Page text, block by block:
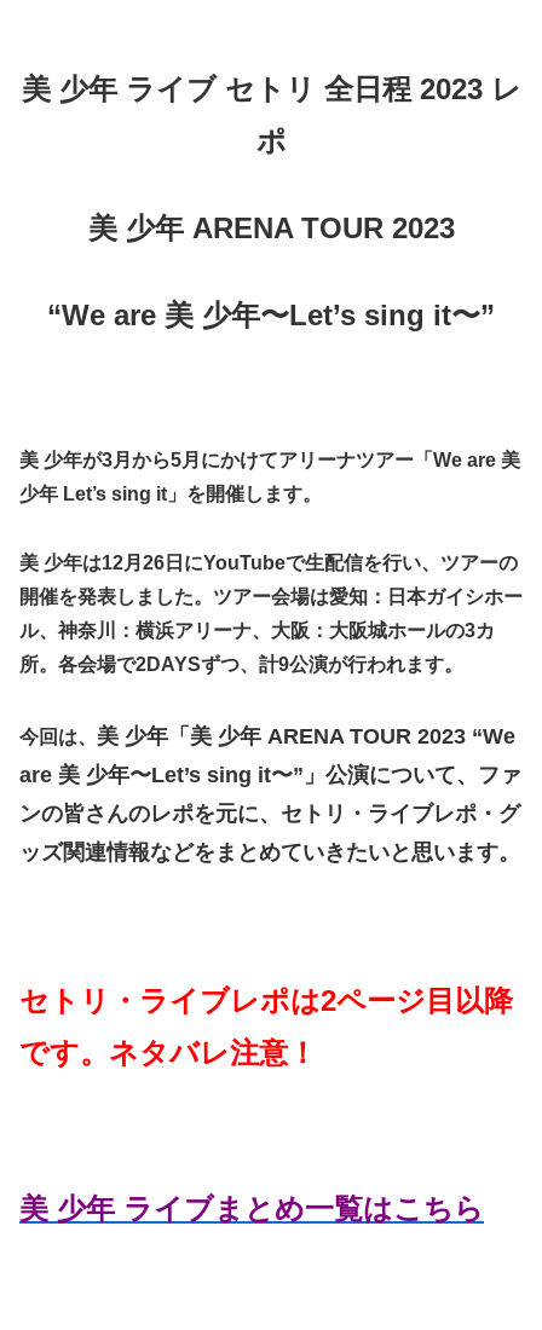
美 少年 ライブ セトリ 全日程 2023 レ
ポ
美 少年 ARENA TOUR 2023
“We are 美 少年〜Let’s sing it〜”
美 少年が3月から5月にかけてアリーナツアー「We are 美
少年 Let’s sing it」を開催します。
美 少年は12月26日にYouTubeで生配信を行い、ツアーの
開催を発表しました。ツアー会場は愛知：日本ガイシホー
ル、神奈川：横浜アリーナ、大阪：大阪城ホールの3カ
所。各会場で2DAYSずつ、計9公演が行われます。
今回は、 美 少年「美 少年 ARENA TOUR 2023 “We
are 美 少年〜Let’s sing it〜”」公演について、ファ
ンの皆さんのレポを元に、セトリ・ライブレポ・グ
ッズ関連情報などをまとめていきたいと思います。
セトリ・ライブレポは2ページ目以降
です。ネタバレ注意！
美 少年 ライブまとめ一覧はこちら